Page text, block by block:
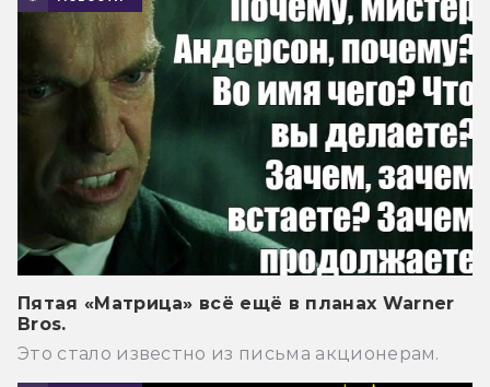
Пятая «Матрица» всё ещё в планах Warner
Bros.
Это стало известно из письма акционерам.